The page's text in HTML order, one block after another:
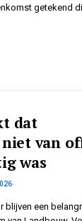
getekend
dat
van
was
blijven een